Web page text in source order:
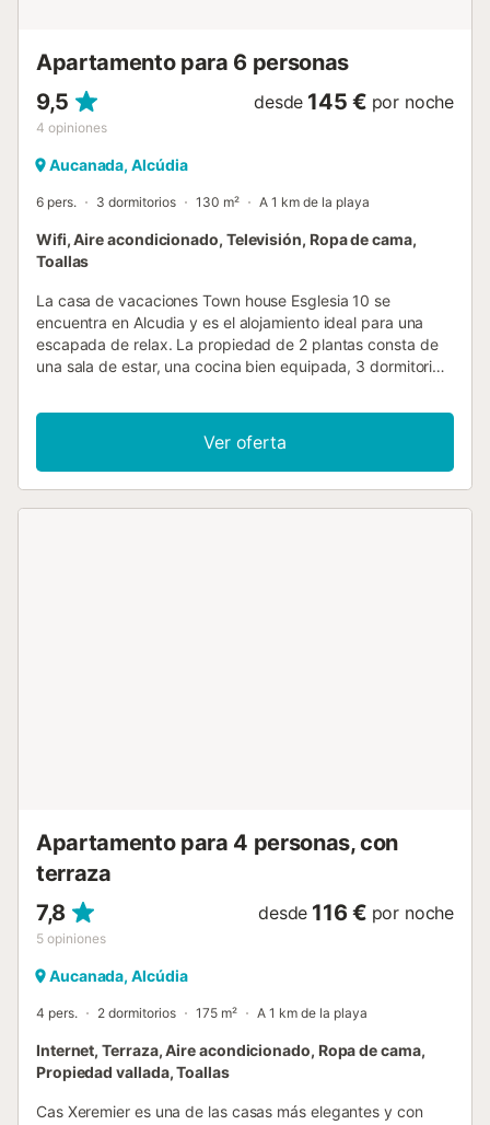
Apartamento para 6 personas
9,5
4 opiniones
desde 145 € por noche
Aucanada, Alcúdia
6 pers. 3 dormitorios 130 m² A 1 km de la playa
Wifi, Aire acondicionado, Televisión, Ropa de cama,
Toallas
La casa de vacaciones Town house Esglesia 10 se
encuentra en Alcudia y es el alojamiento ideal para una
escapada de relax. La propiedad de 2 plantas consta de
una sala de estar, una cocina bien equipada, 3 dormitorios
Los servicios adicionales incluyen Wi-Fi, televisión, aire
acondicionado y lavadora. También hay una cuna
disponible. La casa de vacaciones también cuenta con
una terraza descubierta privada donde relajarte por la
Ver oferta
Apartamento para 4 personas, con
terraza
7,8
5 opiniones
desde 116 € por noche
Aucanada, Alcúdia
4 pers. 2 dormitorios 175 m² A 1 km de la playa
Internet, Terraza, Aire acondicionado, Ropa de cama,
Propiedad vallada, Toallas
Cas Xeremier es una de las casas más elegantes y con